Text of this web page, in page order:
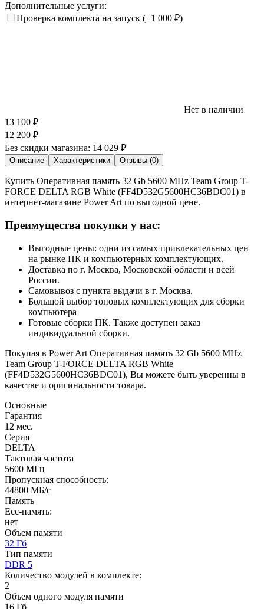
Дополнительные услуги:
Проверка комплекта на запуск (+1 000 ₽)
Нет в наличии
13 100 ₽
12 200 ₽
Без скидки магазина: 14 029 ₽
Описание Характеристики Отзывы (0)
Купить Оперативная память 32 Gb 5600 MHz Team Group T-
FORCE DELTA RGB White (FF4D532G5600HC36BDC01) в
интернет-магазине Power Art по выгодной цене.
Преимущества покупки у нас:
Выгодные цены: одни из самых привлекательных цен
на рынке ПК и компьютерных комплектующих.
Доставка по г. Москва, Московской области и всей
России.
Самовывоз с пункта выдачи в г. Москва.
Большой выбор топовых комплектующих для сборки
компьютера
Готовые сборки ПК. Также доступен заказ
индивидуальной сборки.
Покупая в Power Art Оперативная память 32 Gb 5600 MHz
Team Group T-FORCE DELTA RGB White
(FF4D532G5600HC36BDC01), Вы можете быть уверенны в
качестве и оригинальности товара.
Основные
Гарантия
12 мес.
Серия
DELTA
Тактовая частота
5600 МГц
Пропускная способность:
44800 МБ/с
Память
Ecc-память:
нет
Объем памяти
32 Гб
Тип памяти
DDR 5
Количество модулей в комплекте:
2
Объем одного модуля памяти
16 Гб